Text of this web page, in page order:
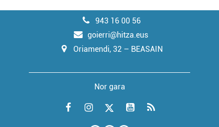
943 16 00 56
goierri@hitza.eus
Oriamendi, 32 – BEASAIN
Nor gara